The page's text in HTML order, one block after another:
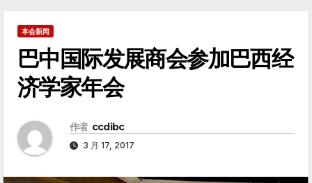
本会新闻
巴中国际发展商会参加巴西经
济学家年会
作者 ccdibc
3 月 17, 2017